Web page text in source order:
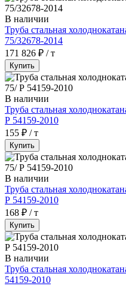
В наличии
Труба стальная
75/32678-2014
171 826 ₽ / т
Купить
В наличии
Труба стальная
Р 54159-2010
155 ₽ / т
Купить
В наличии
Труба стальная
Р 54159-2010
168 ₽ / т
Купить
В наличии
Труба стальная
54159-2010